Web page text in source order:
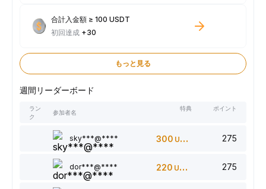
合計入金額 ≥ 100 USDT
初回達成 +30
もっと見る
週間リーダーボード
ラン
ク
参加者名
特典 ポイント
sky***@**** 300 USDT 275
dor***@**** 220 USDT 275